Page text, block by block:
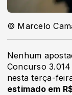
© Marcelo
Nenhum
Concurso
nesta terça-
estimado em